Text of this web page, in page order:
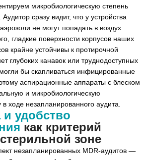
микробиологическую степень
сразу видит, что у устройства
не могут попадать в воздух
гладкие поверхности корпусов наших
крайне устойчивы к протирочной
глубоких канавок или труднодоступных
бы скапливаться инфицированные
аспирационные аппараты с блеском
и микробиологическую
ходе незапланированного аудита.
удобство
как критерий
зоне
незапланированных MDR-аудитов —